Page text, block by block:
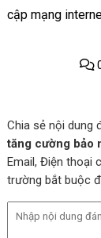
cập mạng
Chia sẻ nội dung
tăng cường bảo
Email, Điện thoại
trường bắt buộc